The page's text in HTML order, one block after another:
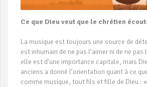
Ce que Dieu veut que le chrétien
La musique est toujours une source de
est inhumain de ne pas l’aimer ni de ne pas
elle est d’une importance capitale, mais
anciens a donné l’orientation quant à ce
comme musique, tout fils et fille de Dieu :